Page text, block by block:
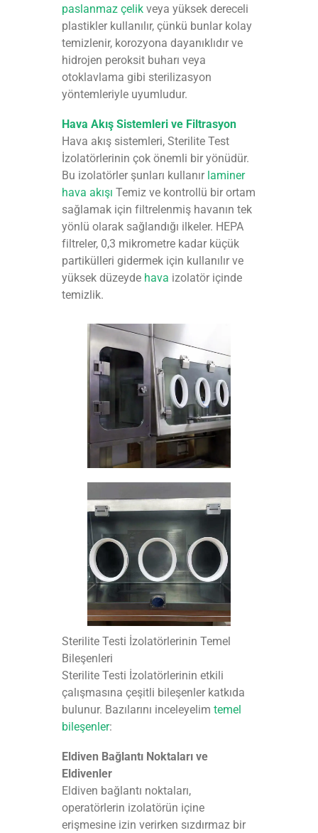
paslanmaz çelik veya yüksek dereceli
plastikler kullanılır, çünkü bunlar kolay
temizlenir, korozyona dayanıklıdır ve
hidrojen peroksit buharı veya
otoklavlama gibi sterilizasyon
yöntemleriyle uyumludur.
Hava Akış Sistemleri ve Filtrasyon
Hava akış sistemleri, Sterilite Test
İzolatörlerinin çok önemli bir yönüdür.
Bu izolatörler şunları kullanır laminer
hava akışı Temiz ve kontrollü bir ortam
sağlamak için filtrelenmiş havanın tek
yönlü olarak sağlandığı ilkeler. HEPA
filtreler, 0,3 mikrometre kadar küçük
partikülleri gidermek için kullanılır ve
yüksek düzeyde hava izolatör içinde
temizlik.
Sterilite Testi İzolatörlerinin Temel
Bileşenleri
Sterilite Testi İzolatörlerinin etkili
çalışmasına çeşitli bileşenler katkıda
bulunur. Bazılarını inceleyelimtemel
bileşenler:
Eldiven Bağlantı Noktaları ve
Eldivenler
Eldiven bağlantı noktaları,
operatörlerin izolatörün içine
erişmesine izin verirken sızdırmaz bir